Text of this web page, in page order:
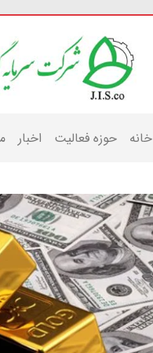
خانه حوزه فعالیت اخبار